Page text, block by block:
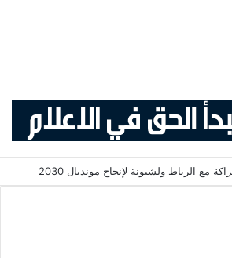
مع الرباط ولشبونة لإنجاح مونديال 2030